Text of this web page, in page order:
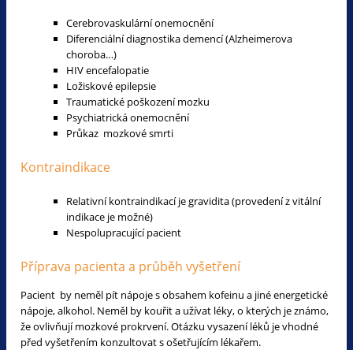
Cerebrovaskulární onemocnění
Diferenciální diagnostika demencí (Alzheimerova
choroba…)
HIV encefalopatie
Ložiskové epilepsie
Traumatické poškození mozku
Psychiatrická onemocnění
Průkaz mozkové smrti
Kontraindikace
Relativní kontraindikací je gravidita (provedení z vitální
indikace je možné)
Nespolupracující pacient
Příprava pacienta a průběh vyšetření
Pacient by neměl pít nápoje s obsahem kofeinu a jiné energetické
nápoje, alkohol. Neměl by kouřit a užívat léky, o kterých je známo,
že ovlivňují mozkové prokrvení. Otázku vysazení léků je vhodné
před vyšetřením konzultovat s ošetřujícím lékařem.